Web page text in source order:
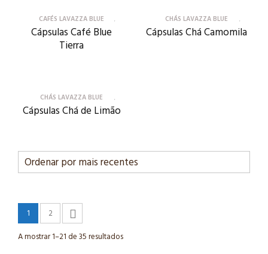
CAFÉS LAVAZZA BLUE
Cápsulas Café Blue
Tierra
CHÁS LAVAZZA BLUE
Cápsulas Chá Camomila
CHÁS LAVAZZA BLUE
Cápsulas Chá de Limão
1
2
A mostrar 1–21 de 35 resultados